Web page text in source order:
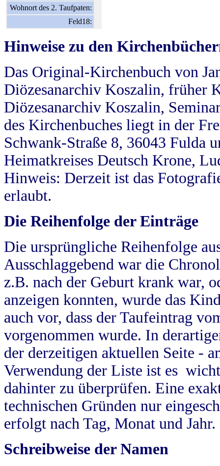
Wohnort des 2. Taufpaten:
Feld18:
Hinweise zu den
Das Original-Kirchenbuch von
Diözesanarchiv Koszalin, früher
Diözesanarchiv Koszalin,
des Kirchenbuches liegt in der
Schwank-Straße 8, 36043 Fulda
Heimatkreises Deutsch Krone,
Hinweis: Derzeit ist das
erlaubt.
Die Reihenfolge der Einträge
Die ursprüngliche Reihenfolge
Ausschlaggebend war die
z.B. nach der Geburt krank war,
anzeigen konnten, wurde das
auch vor, dass der Taufeintrag
vorgenommen wurde. In
der derzeitigen aktuellen Seite -
Verwendung der Liste ist es
dahinter zu überprüfen. Eine
technischen Gründen nur
erfolgt nach Tag, Monat und Jahr.
Schreibweise der Namen